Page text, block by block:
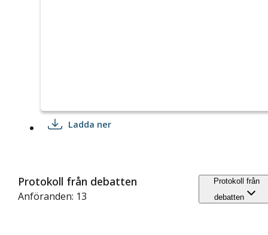
Ladda ner
Protokoll från debatten
Anföranden: 13
Protokoll från
debatten